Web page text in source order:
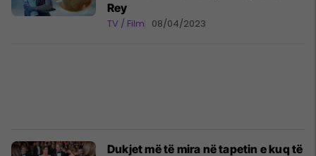
Rey
TV / Film 08/04/2023
Dukjet më të mira në tapetin e kuq të